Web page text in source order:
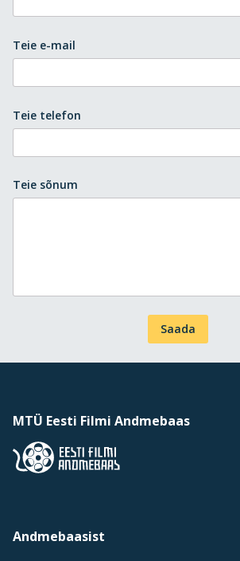
Teie e-mail
Teie telefon
Teie sõnum
Saada
MTÜ Eesti Filmi Andmebaas
Andmebaasist